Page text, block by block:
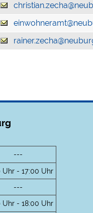
---
Uhr - 17:00 Uhr
---
Uhr - 18:00 Uhr